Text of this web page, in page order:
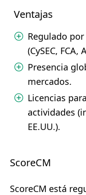
Ventajas
Regulado
(CySEC, FCA,
Presencia
mercados.
Licencias
actividades
EE.UU.).
ScoreCM
ScoreCM está